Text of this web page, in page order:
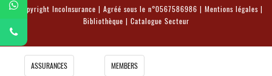
© Copyright IncoInsurance | Agréé sous le n°0567586986 | Mentions légales|
Bibliothèque | Catalogue Secteur
ASSURANCES MEMBERS